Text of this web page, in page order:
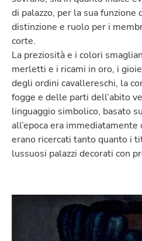
di palazzo, per la sua funzione
distinzione e ruolo per i
corte.
La preziosità e i colori
merletti e i ricami in oro, i
degli ordini cavallereschi, la
fogge e delle parti dell’abito
linguaggio simbolico, basato
all’epoca era
erano ricercati tanto quanto i
lussuosi palazzi decorati con